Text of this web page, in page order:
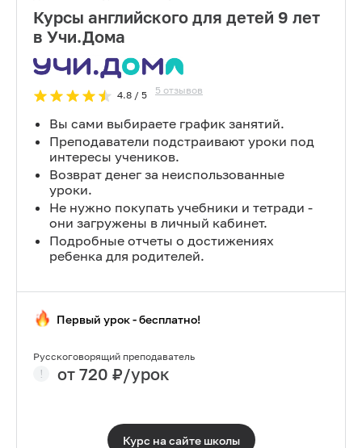
Курсы английского для детей 9 лет
в Учи.Дома
4.8/ 5 5 отзывов
Вы сами выбираете график занятий.
Преподаватели подстраивают уроки под
интересы учеников.
Возврат денег за неиспользованные
уроки.
Не нужно покупать учебники и тетради -
они загружены в личный кабинет.
Подробные отчеты о достижениях
ребенка для родителей.
Первый урок - бесплатно!
Русскоговорящий преподаватель
от 720 ₽/урок
Курс на сайте школы